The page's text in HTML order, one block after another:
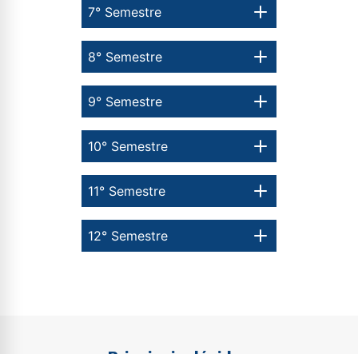
12° Semestre
11° Semestre
10° Semestre
9° Semestre
8° Semestre
7° Semestre